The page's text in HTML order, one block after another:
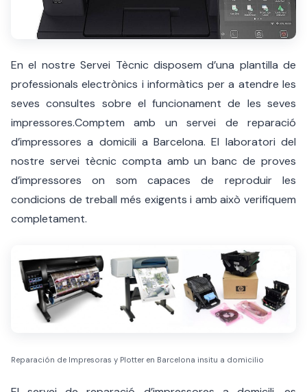
En el nostre Servei Tècnic disposem d’una plantilla de
professionals electrònics i informàtics per a atendre les
seves consultes sobre el funcionament de les seves
impressores.Comptem amb un servei de reparació
d’impressores a domicili a Barcelona. El laboratori del
nostre servei tècnic compta amb un banc de proves
d’impressores on som capaces de reproduir les
condicions de treball més exigents i amb això verifiquem
completament.
Reparación de Impresoras y Plotter en Barcelona insitu a domicilio